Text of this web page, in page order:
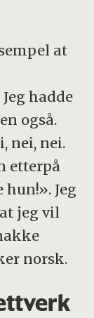
at
hadde
også.
nei, nei.
etterpå
Jeg
jeg vil
norsk.